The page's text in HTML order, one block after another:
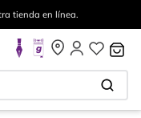
tienda en línea.